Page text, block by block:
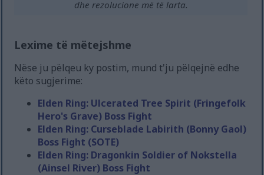
dhe rezolucione më të larta.
Lexime të mëtejshme
Nëse ju pëlqeu ky postim, mund t'ju pëlqejnë edhe
këto sugjerime:
Elden Ring: Ulcerated Tree Spirit (Fringefolk
Hero's Grave) Boss Fight
Elden Ring: Curseblade Labirith (Bonny Gaol)
Boss Fight (SOTE)
Elden Ring: Dragonkin Soldier of Nokstella
(Ainsel River) Boss Fight